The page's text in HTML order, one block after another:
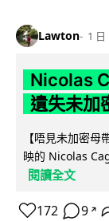
Lawton 1 日
Nicolas
遺失未加
【唔見未加密
映的 Nicolas
閱讀全文
172 9 ↗